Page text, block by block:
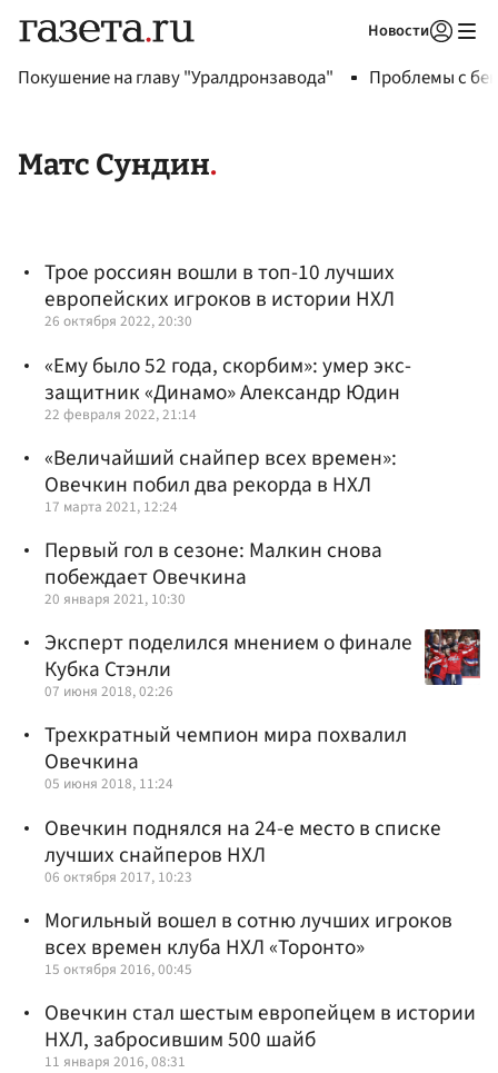
Новости
Покушение на главу "Уралдронзавода" Проблемы с
Матс Сундин
Трое россиян вошли в топ-10 лучших
европейских игроков в истории НХЛ
26 октября 2022, 20:30
«Ему было 52 года, скорбим»: умер экс-
защитник «Динамо» Александр Юдин
22 февраля 2022, 21:14
«Величайший снайпер всех времен»:
Овечкин побил два рекорда в НХЛ
17 марта 2021, 12:24
Первый гол в сезоне: Малкин снова
побеждает Овечкина
20 января 2021, 10:30
Эксперт поделился мнением о финале
Кубка Стэнли
07 июня 2018, 02:26
Трехкратный чемпион мира похвалил
Овечкина
05 июня 2018, 11:24
Овечкин поднялся на 24-е место в списке
лучших снайперов НХЛ
06 октября 2017, 10:23
Могильный вошел в сотню лучших игроков
всех времен клуба НХЛ «Торонто»
15 октября 2016, 00:45
Овечкин стал шестым европейцем в истории
НХЛ, забросившим 500 шайб
11 января 2016, 08:31